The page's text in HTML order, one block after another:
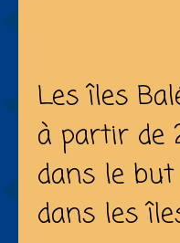
Les îles
à partir de
dans le but
dans les